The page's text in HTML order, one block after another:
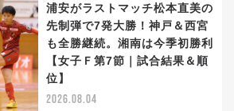
浦安がラストマッチ松本直美の
先制弾で7発大勝！神戸＆西宮
も全勝継続。湘南は今季初勝利
【女子Ｆ第7節｜試合結果＆順
位】
2026.08.04